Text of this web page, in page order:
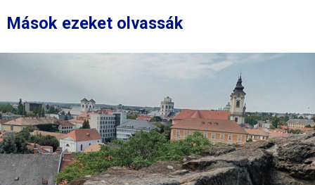
Mások ezeket olvassák